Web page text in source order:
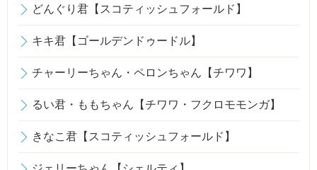
どんぐり君【スコティッシュフォールド】
キキ君【ゴールデンドゥードル】
チャーリーちゃん・ペロンちゃん【チワワ】
るい君・ももちゃん【チワワ・フクロモモンガ】
きなこ君【スコティッシュフォールド】